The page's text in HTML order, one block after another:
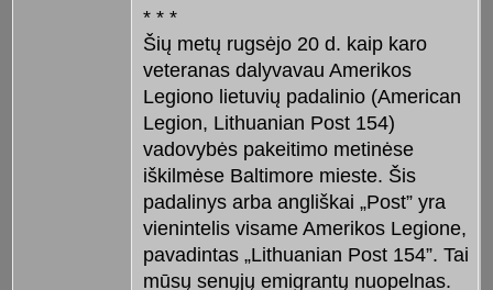
* * *
Šių metų rugsėjo 20 d. kaip karo
veteranas dalyvavau Amerikos
Legiono lietuvių padalinio (American
Legion, Lithuanian Post 154)
vadovybės pakeitimo metinėse
iškilmėse Baltimore mieste. Šis
padalinys arba angliškai „Post” yra
vienintelis visame Amerikos Legione,
pavadintas „Lithuanian Post 154”. Tai
mūsų senųjų emigrantų nuopelnas.